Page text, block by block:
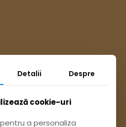
Accesează
Detalii Despre
cookie-uri
a personaliza